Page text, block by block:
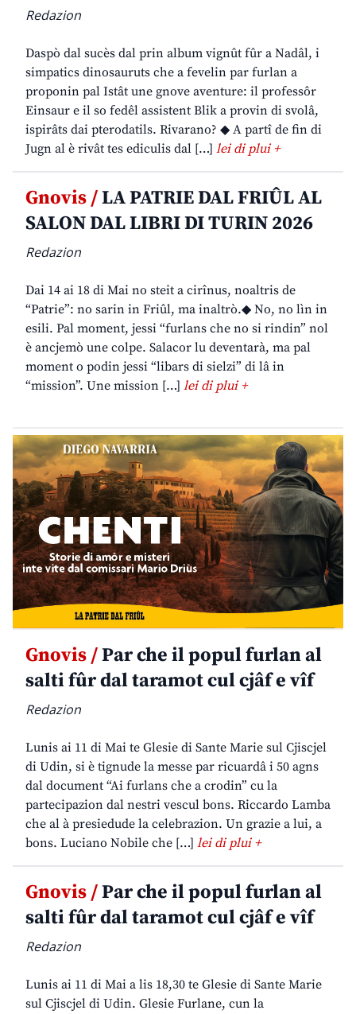
Redazion
Daspò dal sucès dal prin album vignût fûr a Nadâl, i
simpatics dinosauruts che a fevelin par furlan a
proponin pal Istât une gnove aventure: il professôr
Einsaur e il so fedêl assistent Blik a provin di svolâ,
ispirâts dai pterodatils. Rivarano? ◆ A partî de fin di
Jugn al è rivât tes ediculis dal […] lei di plui +
Gnovis /LA PATRIE DAL FRIÛL AL
SALON DAL LIBRI DI TURIN 2026
Redazion
Dai 14 ai 18 di Mai no steit a cirînus, noaltris de
“Patrie”: no sarin in Friûl, ma inaltrò.◆ No, no lìn in
esili. Pal moment, jessi “furlans che no si rindin” nol
è ancjemò une colpe. Salacor lu deventarà, ma pal
moment o podin jessi “libars di sielzi” di lâ in
“mission”. Une mission […] lei di plui +
Gnovis /Par che il popul furlan al
salti fûr dal taramot cul cjâf e vîf
Redazion
Lunis ai 11 di Mai te Glesie di Sante Marie sul Cjiscjel
di Udin, si è tignude la messe par ricuardâ i 50 agns
dal document “Ai furlans che a crodin” cu la
partecipazion dal nestri vescul bons. Riccardo Lamba
che al à presiedude la celebrazion. Un grazie a lui, a
bons. Luciano Nobile che […] lei di plui +
Gnovis /Par che il popul furlan al
salti fûr dal taramot cul cjâf e vîf
Redazion
Lunis ai 11 di Mai a lis 18,30 te Glesie di Sante Marie
sul Cjiscjel di Udin. Glesie Furlane, cun la